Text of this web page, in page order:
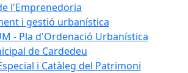
l'Emprenedoria
i gestió urbanística
- Pla d'Ordenació Urbanística
de Cardedeu
i Catàleg del Patrimoni